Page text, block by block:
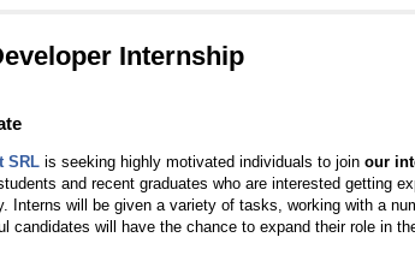
Internship
SRLis seeking highly motivated individuals to join our
and recent graduates who are interested getting
Interns will be given a variety of tasks, working with a
candidates will have the chance to expand their role in